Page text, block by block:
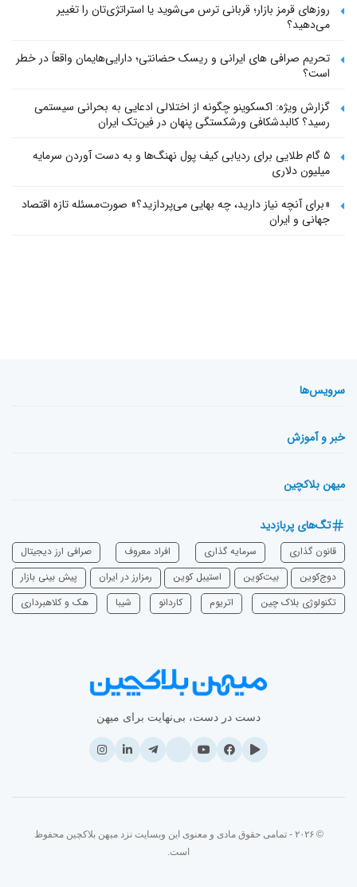
روزهای قرمز بازار؛ قربانی ترس می‌شوید یا استراتژی‌تان را تغییر
می‌دهید؟
تحریم صرافی های ایرانی و ریسک حضانتی؛ دارایی‌هایمان واقعاً در خطر
است؟
گزارش ویژه: اکسکوینو چگونه از اختلالی ادعایی به بحرانی سیستمی
رسید؟ کالبدشکافی ورشکستگی پنهان در فین‌تک ایران
۵ گام طلایی برای ردیابی کیف پول‌ نهنگ‌ها و به دست آوردن سرمایه
میلیون دلاری
«برای آنچه نیاز دارید، چه بهایی می‌پردازید؟» صورت‌مسئله تازه اقتصاد
جهانی و ایران
سرویس‌ها
خبر و آموزش
میهن بلاکچین
تگ‌های پربازدید
قانون گذاری سرمایه‌ گذاری افراد معروف
صرافی ارز دیجیتال
دوج‌کوین
بیت‌کوین استیبل کوین رمزارز در ایران
پیش بینی بازار
تکنولوژی بلاک چین
اتریوم ‌کاردانو شیبا هک و کلاهبرداری
دست در دست، بی‌نهایت برای میهن
© ۲۰۲۶ - تمامی حقوق مادی و معنوی این وبسایت نزد میهن بلاکچین محفوظ
است.